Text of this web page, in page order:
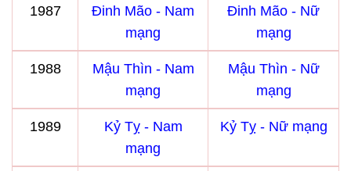
1987
Đinh Mão - Nam
mạng
Đinh Mão - Nữ
mạng
1988
Mậu Thìn - Nam
mạng
Mậu Thìn - Nữ
mạng
1989
Kỷ Tỵ - Nam
mạng
Kỷ Tỵ - Nữ mạng